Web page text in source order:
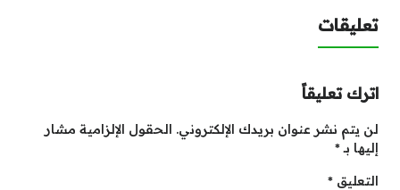
تعليقات
اترك تعليقاً
لن يتم نشر عنوان بريدك الإلكتروني. الحقول الإلزامية مشار
إليها بـ*
التعليق *